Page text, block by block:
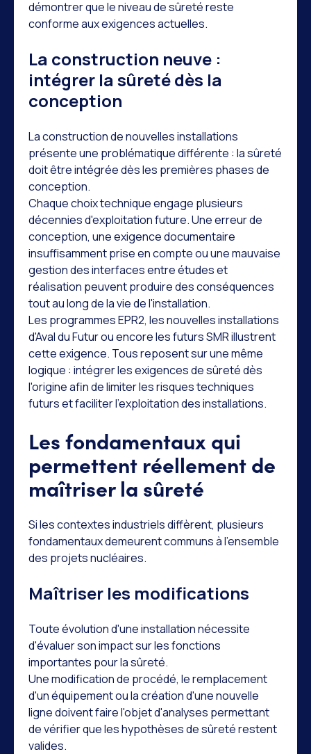
démontrer que le niveau de sûreté reste
conforme aux exigences actuelles.
La construction neuve :
intégrer la sûreté dès la
conception
La construction de nouvelles installations
présente une problématique différente : la sûreté
doit être intégrée dès les premières phases de
conception.
Chaque choix technique engage plusieurs
décennies d'exploitation future. Une erreur de
conception, une exigence documentaire
insuffisamment prise en compte ou une mauvaise
gestion des interfaces entre études et
réalisation peuvent produire des conséquences
tout au long de la vie de l'installation.
Les programmes EPR2, les nouvelles installations
d'Aval du Futur ou encore les futurs SMR illustrent
cette exigence. Tous reposent sur une même
logique : intégrer les exigences de sûreté dès
l'origine afin de limiter les risques techniques
futurs et faciliter l'exploitation des installations.
Les fondamentaux qui
permettent réellement de
maîtriser la sûreté
Si les contextes industriels diffèrent, plusieurs
fondamentaux demeurent communs à l'ensemble
des projets nucléaires.
Maîtriser les modifications
Toute évolution d'une installation nécessite
d'évaluer son impact sur les fonctions
importantes pour la sûreté.
Une modification de procédé, le remplacement
d'un équipement ou la création d'une nouvelle
ligne doivent faire l'objet d'analyses permettant
de vérifier que les hypothèses de sûreté restent
valides.